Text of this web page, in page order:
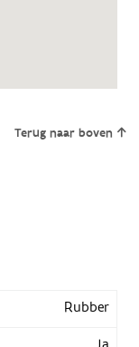
Terug naar boven
Rubber